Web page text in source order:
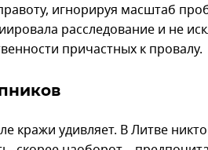
игнорируя масштаб
расследование и не
причастных к провалу.
кражи удивляет. В Литве